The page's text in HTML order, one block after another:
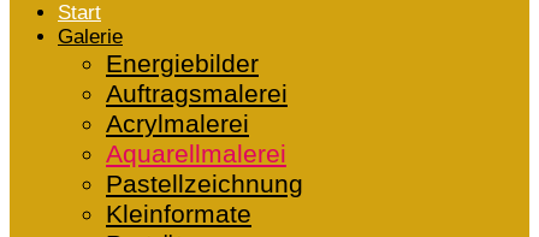
Start
Galerie
Energiebilder
Auftragsmalerei
Acrylmalerei
Aquarellmalerei
Pastellzeichnung
Kleinformate